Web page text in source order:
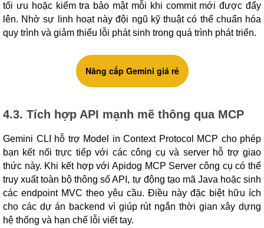
tối ưu hoặc kiểm tra bảo mật mỗi khi commit mới được đẩy
lên. Nhờ sự linh hoạt này đội ngũ kỹ thuật có thể chuẩn hóa
quy trình và giảm thiểu lỗi phát sinh trong quá trình phát triển.
Nâng cấp Gemini giá rẻ
4.3. Tích hợp API mạnh mẽ thông qua MCP
Gemini CLI hỗ trợ Model in Context Protocol MCP cho phép
bạn kết nối trực tiếp với các công cụ và server hỗ trợ giao
thức này. Khi kết hợp với Apidog MCP Server công cụ có thể
truy xuất toàn bộ thông số API, tự động tạo mã Java hoặc sinh
các endpoint MVC theo yêu cầu. Điều này đặc biệt hữu ích
cho các dự án backend vì giúp rút ngắn thời gian xây dựng
hệ thống và hạn chế lỗi viết tay.